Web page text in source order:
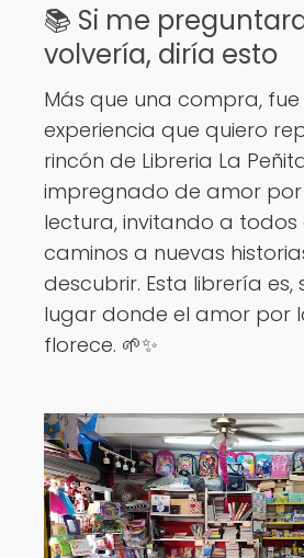
📚 Si me
volvería, diría esto
Más que una compra, fue
experiencia que quiero
rincón de Libreria La
impregnado de amor por
lectura, invitando a todos
caminos a nuevas
descubrir. Esta librería es,
lugar donde el amor por
florece. 🌱✨